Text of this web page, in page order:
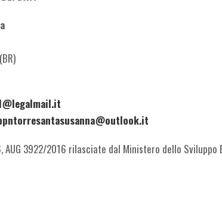
AUG 3922/2016 rilasciate dal Ministero dello Sviluppo